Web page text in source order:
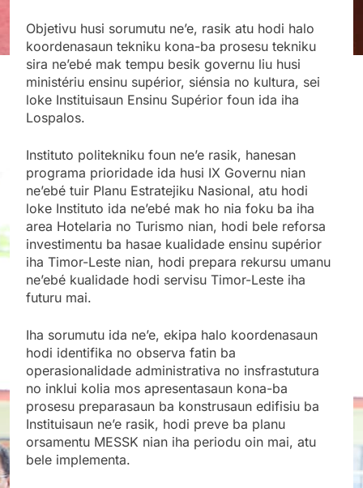
Objetivu husi sorumutu ne’e, rasik atu hodi halo
koordenasaun tekniku kona-ba prosesu tekniku
sira ne’ebé mak tempu besik governu liu husi
ministériu ensinu supérior, siénsia no kultura, sei
loke Instituisaun Ensinu Supérior foun ida iha
Lospalos.
Instituto politekniku foun ne’e rasik, hanesan
programa prioridade ida husi IX Governu nian
ne’ebé tuir Planu Estratejiku Nasional, atu hodi
loke Instituto ida ne’ebé mak ho nia foku ba iha
area Hotelaria no Turismo nian, hodi bele reforsa
investimentu ba hasae kualidade ensinu supérior
iha Timor-Leste nian, hodi prepara rekursu umanu
ne’ebé kualidade hodi servisu Timor-Leste iha
futuru mai.
Iha sorumutu ida ne’e, ekipa halo koordenasaun
hodi identifika no observa fatin ba
operasionalidade administrativa no insfrastutura
no inklui kolia mos apresentasaun kona-ba
prosesu preparasaun ba konstrusaun edifisiu ba
Instituisaun ne’e rasik, hodi preve ba planu
orsamentu MESSK nian iha periodu oin mai, atu
bele implementa.